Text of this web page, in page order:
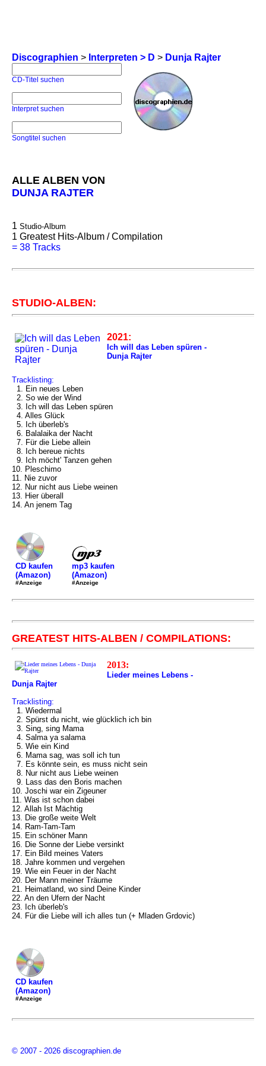
Discographien > Interpreten > D > Dunja Rajter
CD-Titel suchen
Interpret suchen
Songtitel suchen
ALLE ALBEN VON
DUNJA RAJTER
1 Studio-Album
1 Greatest Hits-Album / Compilation
= 38 Tracks
STUDIO-ALBEN:
2021:
Ich will das Leben spüren -
Dunja Rajter
Tracklisting:
1. Ein neues Leben
2. So wie der Wind
3. Ich will das Leben spüren
4. Alles Glück
5. Ich überleb's
6. Balalaika der Nacht
7. Für die Liebe allein
8. Ich bereue nichts
9. Ich möcht' Tanzen gehen
10. Pleschimo
11. Nie zuvor
12. Nur nicht aus Liebe weinen
13. Hier überall
14. An jenem Tag
CD kaufen
(Amazon)
#Anzeige
mp3 kaufen
(Amazon)
#Anzeige
GREATEST HITS-ALBEN / COMPILATIONS:
2013:
Lieder meines Lebens -
Dunja Rajter
Tracklisting:
1. Wiedermal
2. Spürst du nicht, wie glücklich ich bin
3. Sing, sing Mama
4. Salma ya salama
5. Wie ein Kind
6. Mama sag, was soll ich tun
7. Es könnte sein, es muss nicht sein
8. Nur nicht aus Liebe weinen
9. Lass das den Boris machen
10. Joschi war ein Zigeuner
11. Was ist schon dabei
12. Allah Ist Mächtig
13. Die große weite Welt
14. Ram-Tam-Tam
15. Ein schöner Mann
16. Die Sonne der Liebe versinkt
17. Ein Bild meines Vaters
18. Jahre kommen und vergehen
19. Wie ein Feuer in der Nacht
20. Der Mann meiner Träume
21. Heimatland, wo sind Deine Kinder
22. An den Ufern der Nacht
23. Ich überleb's
24. Für die Liebe will ich alles tun (+ Mladen Grdovic)
CD kaufen
(Amazon)
#Anzeige
© 2007 - 2026 discographien.de